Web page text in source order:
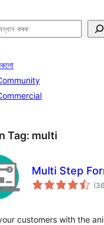
Tag: multi
Multi Step
(36
customers with the